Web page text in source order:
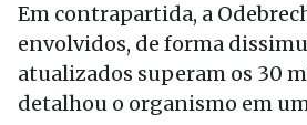
Em contrapartida, a
envolvidos, de forma
atualizados superam os 30
detalhou o organismo em